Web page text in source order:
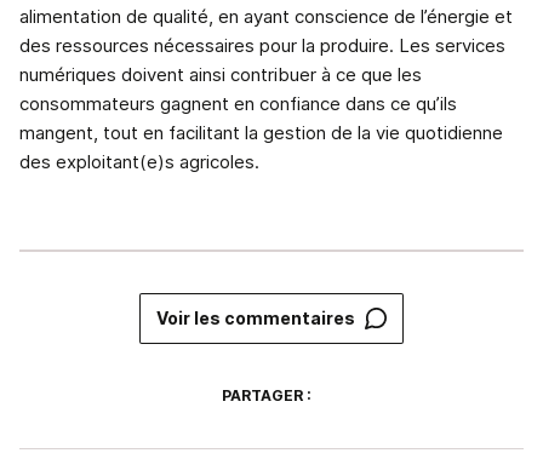
alimentation de qualité, en ayant conscience de l’énergie et
des ressources nécessaires pour la produire. Les services
numériques doivent ainsi contribuer à ce que les
consommateurs gagnent en confiance dans ce qu’ils
mangent, tout en facilitant la gestion de la vie quotidienne
des exploitant(e)s agricoles.
Voir les commentaires
PARTAGER :